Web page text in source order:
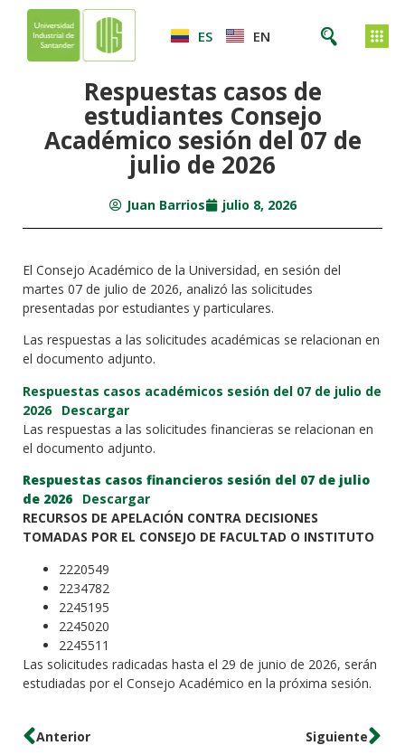
ES EN
Respuestas casos de
estudiantes Consejo
Académico sesión del 07 de
julio de 2026
Juan Barrios julio 8, 2026
El Consejo Académico de la Universidad, en sesión del
martes 07 de julio de 2026, analizó las solicitudes
presentadas por estudiantes y particulares.
Las respuestas a las solicitudes académicas se relacionan en
el documento adjunto.
Respuestas casos académicos sesión del 07 de julio de
2026
Descargar
Las respuestas a las solicitudes financieras se relacionan en
el documento adjunto.
Respuestas casos financieros sesión del 07 de julio
de 2026
Descargar
RECURSOS DE APELACIÓN CONTRA DECISIONES
TOMADAS POR EL CONSEJO DE FACULTAD O INSTITUTO
2220549
2234782
2245195
2245020
2245511
Las solicitudes radicadas hasta el 29 de junio de 2026, serán
estudiadas por el Consejo Académico en la próxima sesión.
Anterior Siguiente